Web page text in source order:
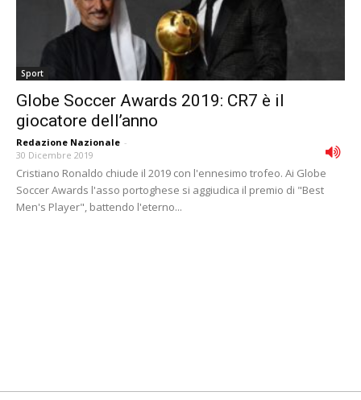
Sport
Globe Soccer Awards 2019: CR7 è il
giocatore dell’anno
Redazione Nazionale -
30 Dicembre 2019
Cristiano Ronaldo chiude il 2019 con l'ennesimo trofeo. Ai Globe
Soccer Awards l'asso portoghese si aggiudica il premio di "Best
Men's Player", battendo l'eterno...